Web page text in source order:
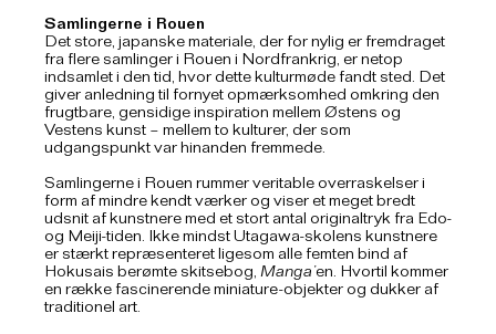
Samlingerne i Rouen
Det store, japanske materiale, der for nylig er fremdraget
fra flere samlinger i Rouen i Nordfrankrig, er netop
indsamlet i den tid, hvor dette kulturmøde fandt sted. Det
giver anledning til fornyet opmærksomhed omkring den
frugtbare, gensidige inspiration mellem Østens og
Vestens kunst – mellem to kulturer, der som
udgangspunkt var hinanden fremmede.
Samlingerne i Rouen rummer veritable overraskelser i
form af mindre kendt værker og viser et meget bredt
udsnit af kunstnere med et stort antal originaltryk fra Edo-
og Meiji-tiden. Ikke mindst Utagawa-skolens kunstnere
er stærkt repræsenteret ligesom alle femten bind af
Hokusais berømte skitsebog, Manga’en. Hvortil kommer
en række fascinerende miniature-objekter og dukker af
traditionel art.